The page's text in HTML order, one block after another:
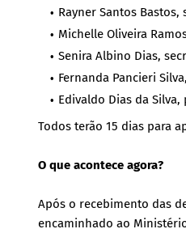
Rayner Santos
Michelle Oliveira
Senira Albino Dias,
Fernanda Pancieri
Edivaldo Dias da
Todos terão 15 dias para
O que acontece agora?
Após o recebimento das
encaminhado ao